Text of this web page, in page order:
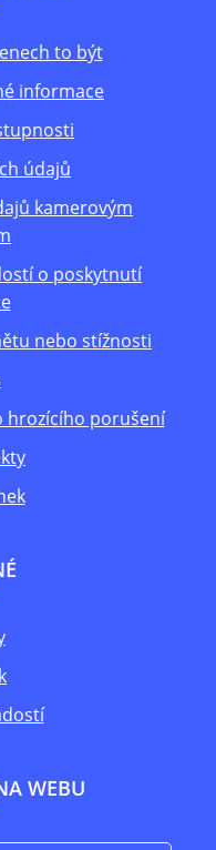
to být
informace
údajů
kamerovým
o poskytnutí
nebo stížnosti
hrozícího porušení
WEBU